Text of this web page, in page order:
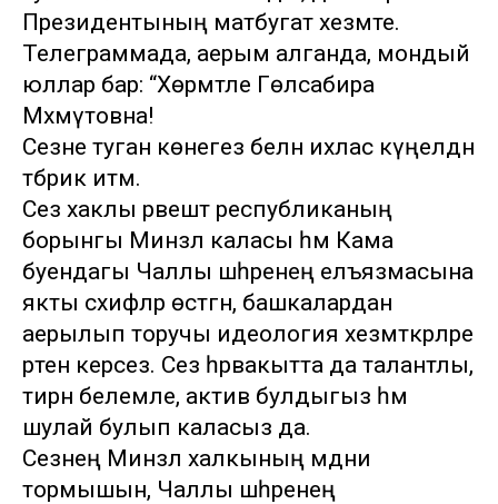
Президентының матбугат хезмәте.
Телеграммада, аерым алганда, мондый
юллар бар: “Хөрмәтле Гөлсабира
Мәхмүтовна!
Сезне туган көнегез белән ихлас күңелдән
тәбрик итәм.
Сез хаклы рәвештә республиканың
борынгы Минзәлә каласы һәм Кама
буендагы Чаллы шәһәренең елъязмасына
якты сәхифәләр өстәгән, башкалардан
аерылып торучы идеология хезмәткәрләре
рәтенә керәсез. Сез һәрвакытта да талантлы,
тирән белемле, актив булдыгыз һәм
шулай булып каласыз да.
Сезнең Минзәлә халкының мәдәни
тормышын, Чаллы шәһәренең